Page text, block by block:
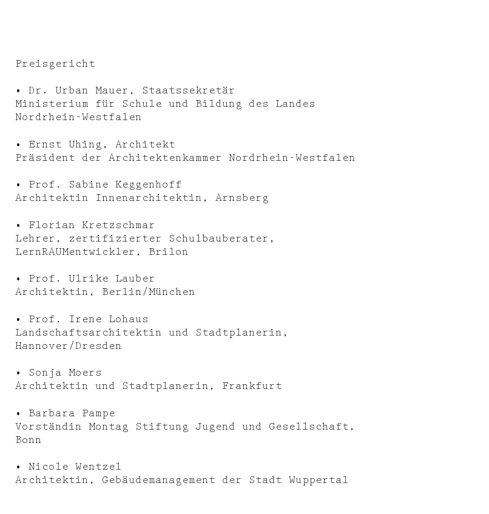
Projektarchiv Auszeichnungen
Deutsch
Preisgericht
• Dr. Urban Mauer, Staatssekretär
Ministerium für Schule und Bildung des Landes
Nordrhein-Westfalen
• Ernst Uhing, Architekt
Präsident der Architektenkammer Nordrhein-Westfalen
• Prof. Sabine Keggenhoff
Architektin Innenarchitektin, Arnsberg
• Florian Kretzschmar
Lehrer, zertifizierter Schulbauberater,
LernRAUMentwickler, Brilon
• Prof. Ulrike Lauber
Architektin, Berlin/München
• Prof. Irene Lohaus
Landschaftsarchitektin und Stadtplanerin,
Hannover/Dresden
• Sonja Moers
Architektin und Stadtplanerin, Frankfurt
• Barbara Pampe
Vorständin Montag Stiftung Jugend und Gesellschaft,
Bonn
• Nicole Wentzel
Architektin, Gebäudemanagement der Stadt Wuppertal